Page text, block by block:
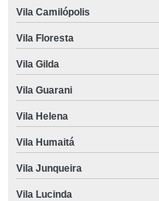
Vila Camilópolis
Vila Floresta
Vila Gilda
Vila Guarani
Vila Helena
Vila Humaitá
Vila Junqueira
Vila Lucinda